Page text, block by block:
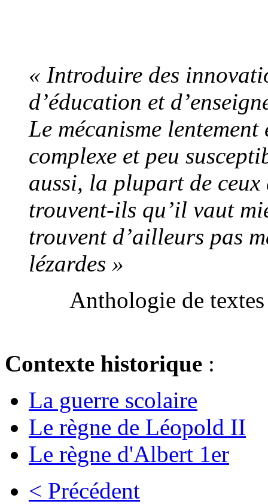
« Introduire des
d’éducation et
Le mécanisme
complexe et peu
aussi, la plupart de
trouvent-ils qu’il vaut
trouvent d’ailleurs pas
lézardes »
Anthologie de
Contexte historique :
La guerre scolaire
Le règne de Léopold II
Le règne d'Albert 1er
< Précédent